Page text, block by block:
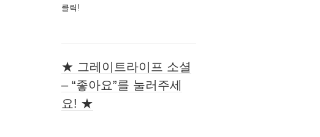
클릭!
★ 그레이트라이프 소셜
– “좋아요”를 눌러주세
요! ★